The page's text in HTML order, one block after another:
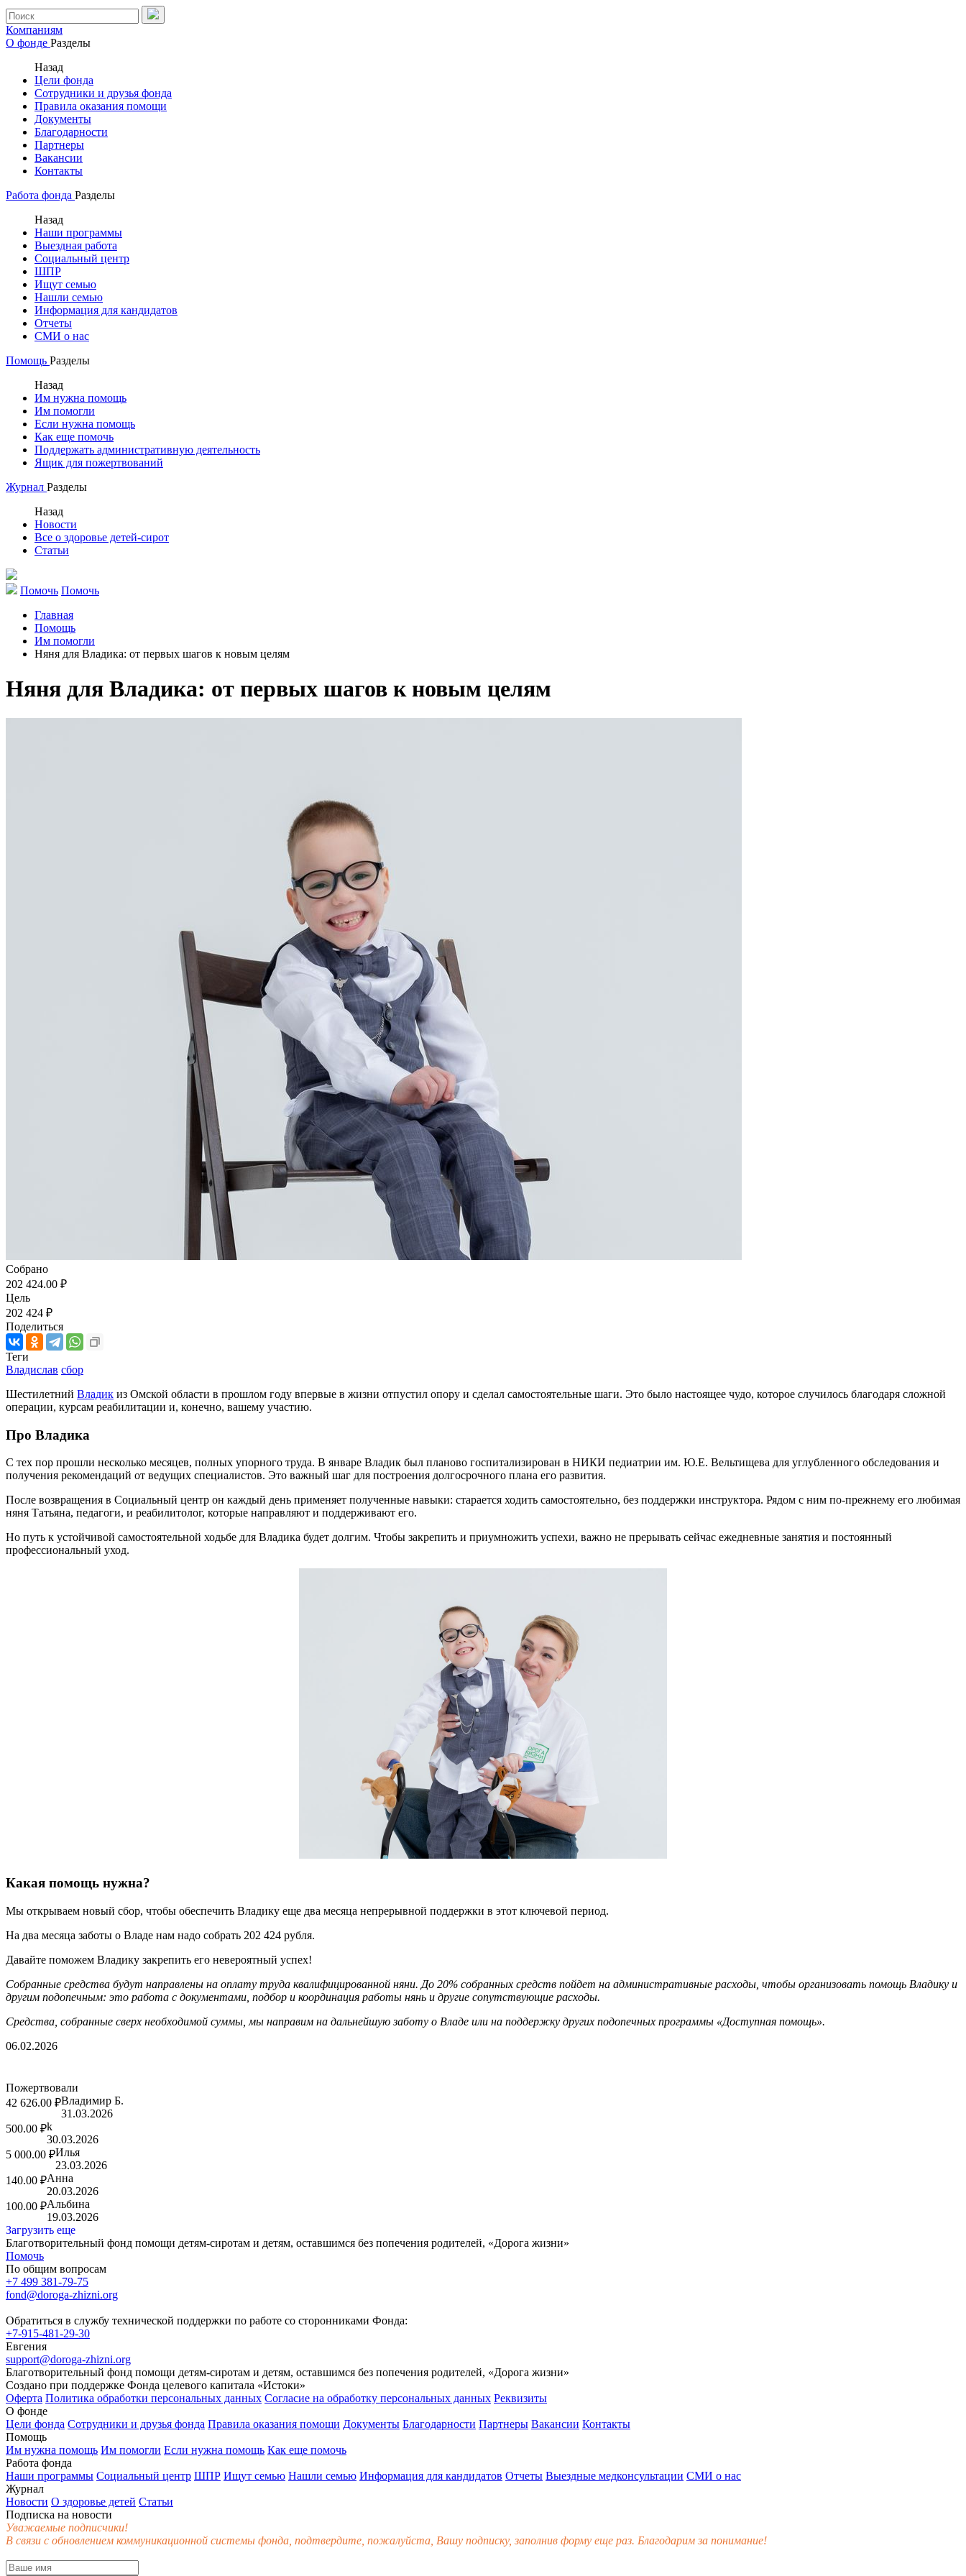
Компаниям
О фонде Разделы
Назад
Цели фонда
Сотрудники и друзья фонда
Правила оказания помощи
Документы
Благодарности
Партнеры
Вакансии
Контакты
Работа фонда Разделы
Назад
Наши программы
Выездная работа
Социальный центр
ШПР
Ищут семью
Нашли семью
Информация для кандидатов
Отчеты
СМИ о нас
Помощь Разделы
Назад
Им нужна помощь
Им помогли
Если нужна помощь
Как еще помочь
Поддержать административную деятельность
Ящик для пожертвований
Журнал Разделы
Назад
Новости
Все о здоровье детей-сирот
Статьи
Помочь Помочь
Главная
Помощь
Им помогли
Няня для Владика: от первых шагов к новым целям
Няня для Владика: от первых шагов к новым целям
Собрано
202 424.00 ₽
Цель
202 424 ₽
Поделиться
Теги
Владислав сбор
Шестилетний Владик из Омской области в прошлом году впервые в жизни отпустил опору и сделал самостоятельные шаги. Это было настоящее чудо, которое случилось благодаря сложной
операции, курсам реабилитации и, конечно, вашему участию.
Про Владика
С тех пор прошли несколько месяцев, полных упорного труда. В январе Владик был планово госпитализирован в НИКИ педиатрии им. Ю.Е. Вельтищева для углубленного обследования и
получения рекомендаций от ведущих специалистов. Это важный шаг для построения долгосрочного плана его развития.
После возвращения в Социальный центр он каждый день применяет полученные навыки: старается ходить самостоятельно, без поддержки инструктора. Рядом с ним по-прежнему его любимая
няня Татьяна, педагоги, и реабилитолог, которые направляют и поддерживают его.
Но путь к устойчивой самостоятельной ходьбе для Владика будет долгим. Чтобы закрепить и приумножить успехи, важно не прерывать сейчас ежедневные занятия и постоянный
профессиональный уход.
Какая помощь нужна?
Мы открываем новый сбор, чтобы обеспечить Владику еще два месяца непрерывной поддержки в этот ключевой период.
На два месяца заботы о Владе нам надо собрать 202 424 рубля.
Давайте поможем Владику закрепить его невероятный успех!
Собранные средства будут направлены на оплату труда квалифицированной няни. До 20% собранных средств пойдет на административные расходы, чтобы организовать помощь Владику и
другим подопечным: это работа с документами, подбор и координация работы нянь и другие сопутствующие расходы.
Средства, собранные сверх необходимой суммы, мы направим на дальнейшую заботу о Владе или на поддержку других подопечных программы «Доступная помощь».
06.02.2026
Пожертвовали
42 626.00 ₽Владимир Б.
31.03.2026
500.00 ₽k
30.03.2026
5 000.00 ₽Илья
23.03.2026
140.00 ₽Анна
20.03.2026
100.00 ₽Альбина
19.03.2026
Загрузить еще
Благотворительный фонд помощи детям-сиротам и детям, оставшимся без попечения родителей, «Дорога жизни»
Помочь
По общим вопросам
+7 499 381-79-75
fond@doroga-zhizni.org
Обратиться в службу технической поддержки по работе со сторонниками Фонда:
+7-915-481-29-30
Евгения
support@doroga-zhizni.org
Благотворительный фонд помощи детям-сиротам и детям, оставшимся без попечения родителей, «Дорога жизни»
Создано при поддержке Фонда целевого капитала «Истоки»
Оферта Политика обработки персональных данных Согласие на обработку персональных данных Реквизиты
О фонде
Цели фонда Сотрудники и друзья фонда Правила оказания помощи Документы Благодарности Партнеры Вакансии Контакты
Помощь
Им нужна помощь Им помогли Если нужна помощь Как еще помочь
Работа фонда
Наши программы Социальный центр ШПР Ищут семью Нашли семью Информация для кандидатов Отчеты Выездные медконсультации СМИ о нас
Журнал
Новости О здоровье детей Статьи
Подписка на новости
Уважаемые подписчики!
В связи с обновлением коммуникационной системы фонда, подтвердите, пожалуйста, Вашу подписку, заполнив форму еще раз. Благодарим за понимание!